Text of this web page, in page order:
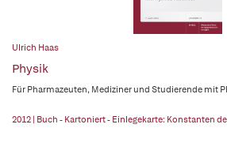
Ulrich Haas
Physik
Für Pharmazeuten, Mediziner und Studierende mit
2012 | Buch - Kartoniert - Einlegekarte: Konstanten